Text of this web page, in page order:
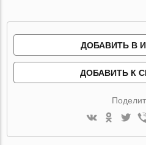
ДОБАВИТЬ В
ДОБАВИТЬ К